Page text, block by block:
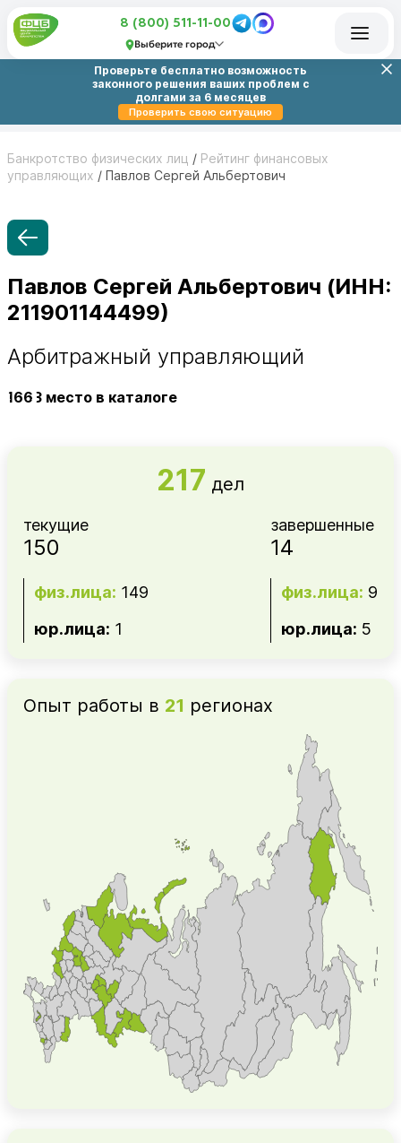
8 (800) 511-11-00
Выберите город
Проверьте бесплатно возможность
законного решения ваших проблем с
долгами за 6 месяцев
Проверить свою ситуацию
Банкротство физических лиц / Рейтинг финансовых
управляющих / Павлов Сергей Альбертович
Павлов Сергей Альбертович (ИНН:
211901144499)
Арбитражный управляющий
1663 место в каталоге
217 дел
текущие
150
физ.лица: 149
юр.лица: 1
завершенные
14
физ.лица: 9
юр.лица: 5
Опыт работы в 21 регионах